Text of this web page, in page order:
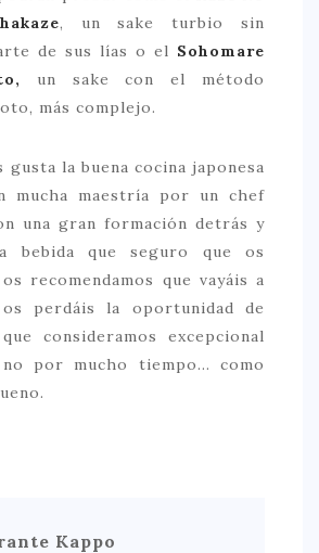
, un sake turbio sin
de sus lías o el Sohomare
un sake con el método
más complejo.
gusta la buena cocina japonesa
mucha maestría por un chef
una gran formación detrás y
bebida que seguro que os
recomendamos que vayáis a
perdáis la oportunidad de
consideramos excepcional
por mucho tiempo… como
Kappo